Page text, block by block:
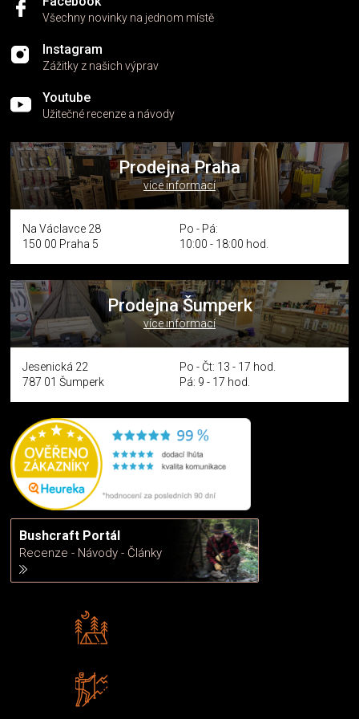
Všechny novinky na jednom místě
Instagram
Zážitky z našich výprav
Youtube
Užitečné recenze a návody
Prodejna Praha
více informací
Na Václavce 28
150 00 Praha 5
Po - Pá:
10:00 - 18:00 hod.
Prodejna Šumperk
více informací
Jesenická 22
787 01 Šumperk
Po - Čt: 13 - 17 hod.
Pá: 9 - 17 hod.
Bushcraft Portál
Recenze - Návody - Články